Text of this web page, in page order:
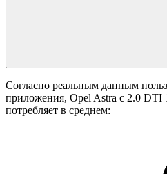
Согласно реальным данным
приложения, Opel Astra с 2.0 DTI
потребляет в среднем: